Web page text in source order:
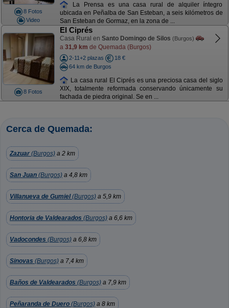
8 Fotos
Video
La Prensa es una casa rural de alquiler íntegro
ubicada en Peñalba de San Esteban, a seis kilómetros de
San Esteban de Gormaz, en la zona de ...
8 Fotos
El Ciprés
Casa Rural en Santo Domingo de Silos (Burgos)
a 31,9 km de Quemada (Burgos)
2-11+2 plazas
18 €
64 km de Burgos
La casa rural El Ciprés es una preciosa casa del siglo
XIX, totalmente reformada conservando únicamente su
fachada de piedra original. Se en ...
Cerca de Quemada:
Zazuar (Burgos) a 2 km
San Juan (Burgos) a 4,8 km
Villanueva de Gumiel(Burgos) a 5,9 km
Hontoria de Valdearados (Burgos) a 6,6 km
Vadocondes (Burgos) a 6,8 km
Sinovas (Burgos) a 7,4 km
Baños de Valdearados (Burgos) a 7,9 km
Peñaranda de Duero (Burgos) a 8 km